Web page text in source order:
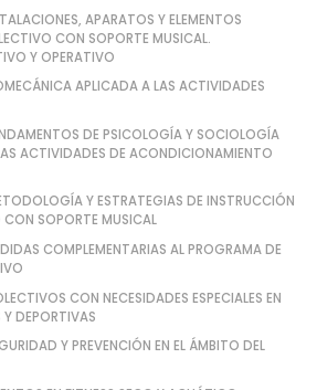
APARATOS Y ELEMENTOS
CON SOPORTE MUSICAL.
Y OPERATIVO
APLICADA A LAS ACTIVIDADES
DE PSICOLOGÍA Y SOCIOLOGÍA
ACTIVIDADES DE ACONDICIONAMIENTO
Y ESTRATEGIAS DE INSTRUCCIÓN
CON SOPORTE MUSICAL
COMPLEMENTARIAS AL PROGRAMA DE
CON NECESIDADES ESPECIALES EN
DEPORTIVAS
Y PREVENCIÓN EN EL ÁMBITO DEL